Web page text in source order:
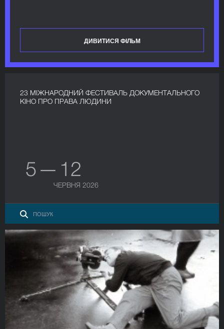
ДИВИТИСЯ ФІЛЬМ
23 МІЖНАРОДНИЙ ФЕСТИВАЛЬ ДОКУМЕНТАЛЬНОГО
КІНО ПРО ПРАВА ЛЮДИНИ
5 — 12
ЧЕРВНЯ 2026